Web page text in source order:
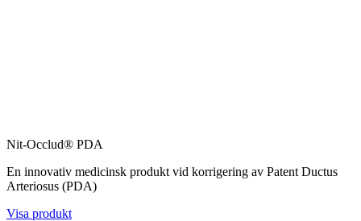
Nit-Occlud® PDA
En innovativ medicinsk produkt vid korrigering av Patent Ductus
Arteriosus (PDA)
Visa produkt